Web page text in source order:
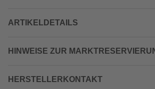
ARTIKELDETAILS
HINWEISE ZUR
HERSTELLERKONTAKT